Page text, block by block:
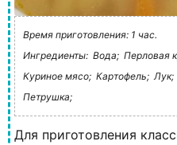
Время приготовления: 1 час.
Ингредиенты: Вода; Перловая
Куриное мясо; Картофель; Лук;
Петрушка;
Для приготовления